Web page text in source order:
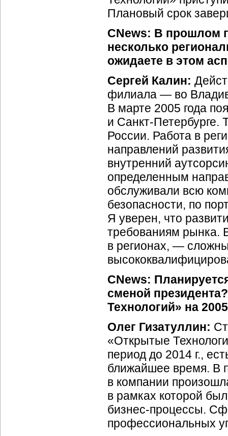
Плановый срок
CNews: В прошлом
несколько
ожидаете в этом
Сергей Калин:
филиала — во
В марте 2005 года
и Санкт-Петербурге.
России. Работа в
направлений
внутренний
определенным
обслуживали всю
безопасности, по
Я уверен, что
требованиям рынка.
в регионах, —
CNews:
сменой
Технологий» на
Олег Гизатуллин:
«Открытые
период до 2014 г.,
ближайшее время. В
в компании
в рамках которой
бизнес-процессы.
профессиональных